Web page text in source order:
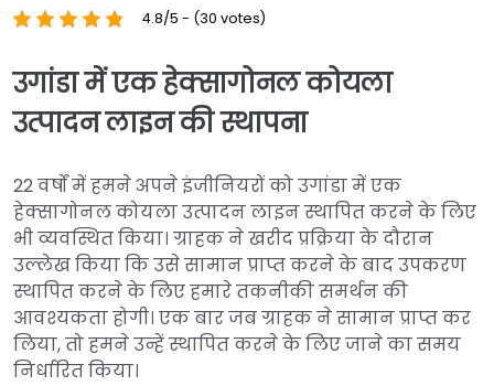
4.8/5 - (30 votes)
उगांडा में एक हेक्सागोनल कोयला
उत्पादन लाइन की स्थापना
22 वर्षों में हमने अपने इंजीनियरों को उगांडा में एक
हेक्सागोनल कोयला उत्पादन लाइन स्थापित करने के लिए
भी व्यवस्थित किया। ग्राहक ने खरीद प्रक्रिया के दौरान
उल्लेख किया कि उसे सामान प्राप्त करने के बाद उपकरण
स्थापित करने के लिए हमारे तकनीकी समर्थन की
आवश्यकता होगी। एक बार जब ग्राहक ने सामान प्राप्त कर
लिया, तो हमने उन्हें स्थापित करने के लिए जाने का समय
निर्धारित किया।